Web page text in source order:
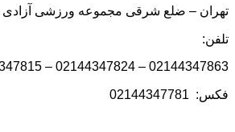
تهران – ضلع شرقی مجموعه ورزشی آزادی
تلفن:
02144347863 – 02144347824 – 02144347815
فکس: 02144347781